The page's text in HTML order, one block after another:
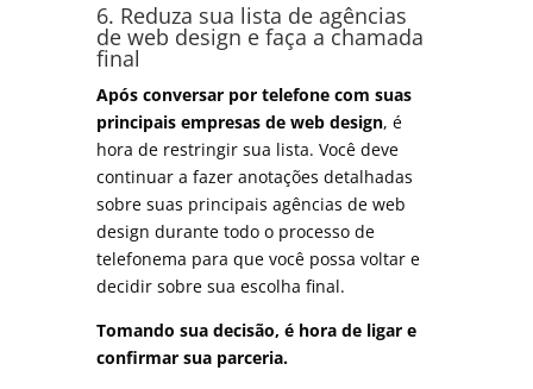
6. Reduza sua lista de agências
de web design e faça a chamada
final
Após conversar por telefone com suas
principais empresas de web design, é
hora de restringir sua lista. Você deve
continuar a fazer anotações detalhadas
sobre suas principais agências de web
design durante todo o processo de
telefonema para que você possa voltar e
decidir sobre sua escolha final.
Tomando sua decisão, é hora de ligar e
confirmar sua parceria.